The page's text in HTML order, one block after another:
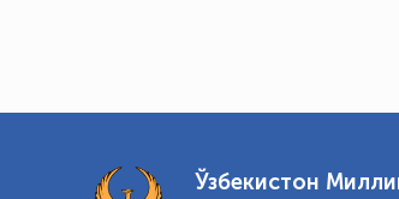
Ўзбекистон